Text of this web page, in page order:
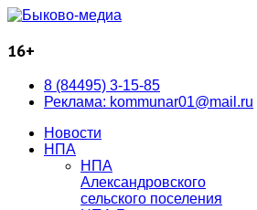
16+
8 (84495) 3-15-85
Реклама: kommunar01@mail.ru
Новости
НПА
НПА
Александровского
сельского поселения